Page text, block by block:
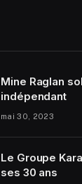
Mine Raglan
indépendant
mai 30, 2023
Le Groupe
ses 30 ans